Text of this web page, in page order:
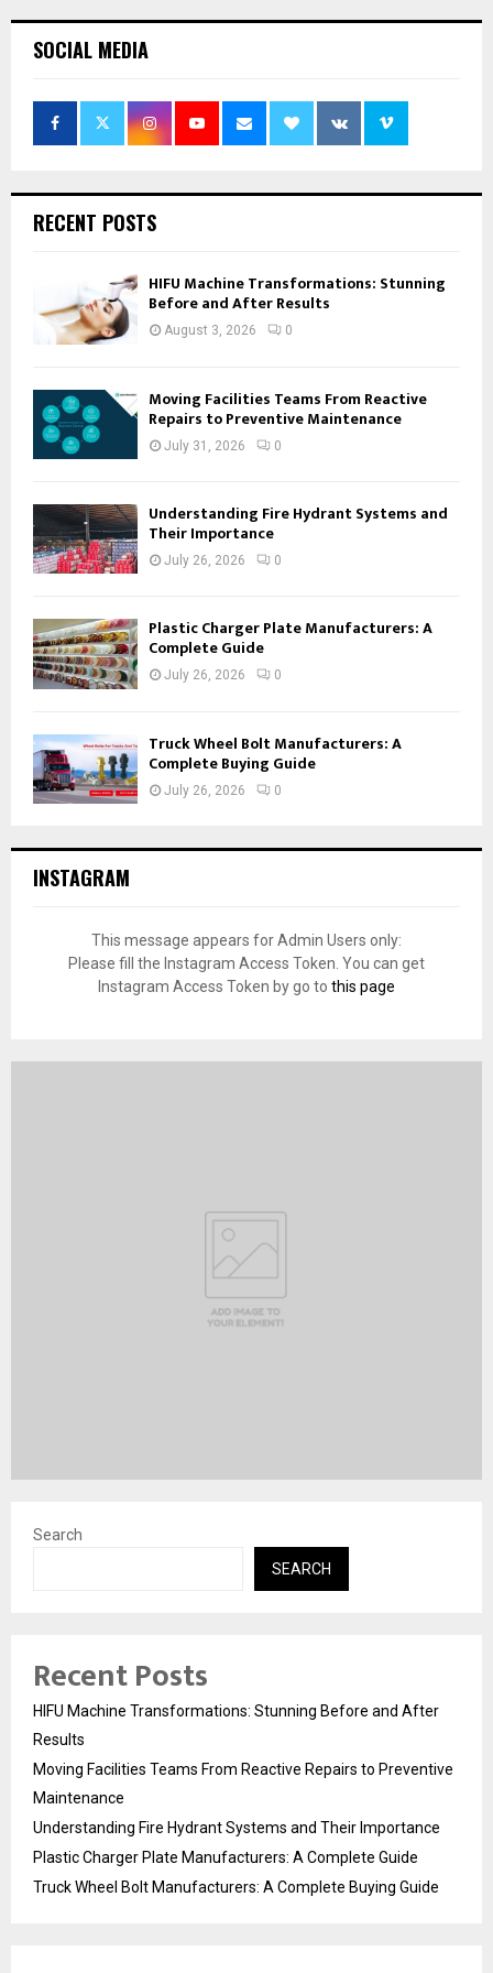
SOCIAL MEDIA
RECENT POSTS
HIFU Machine Transformations: Stunning
Before and After Results
August 3, 2026 0
Moving Facilities Teams From Reactive
Repairs to Preventive Maintenance
July 31, 2026 0
Understanding Fire Hydrant Systems and
Their Importance
July 26, 2026 0
Plastic Charger Plate Manufacturers: A
Complete Guide
July 26, 2026 0
Truck Wheel Bolt Manufacturers: A
Complete Buying Guide
July 26, 2026 0
INSTAGRAM
This message appears for Admin Users only:
Please fill the Instagram Access Token. You can get
Instagram Access Token by go to this page
Search
SEARCH
Recent Posts
HIFU Machine Transformations: Stunning Before and After
Results
Moving Facilities Teams From Reactive Repairs to Preventive
Maintenance
Understanding Fire Hydrant Systems and Their Importance
Plastic Charger Plate Manufacturers: A Complete Guide
Truck Wheel Bolt Manufacturers: A Complete Buying Guide